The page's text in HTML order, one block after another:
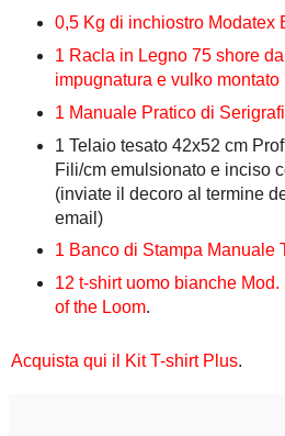
0,5 Kg di inchiostro Modatex
1 Racla in Legno 75 shore
impugnatura e vulko montato
1 Manuale Pratico di
1 Telaio tesato 42x52 cm
Fili/cm emulsionato e inciso
(inviate il decoro al termine
email)
1 Banco di Stampa Manuale
12 t-shirt uomo bianche
of the Loom.
Acquista qui il Kit T-shirt Plus.